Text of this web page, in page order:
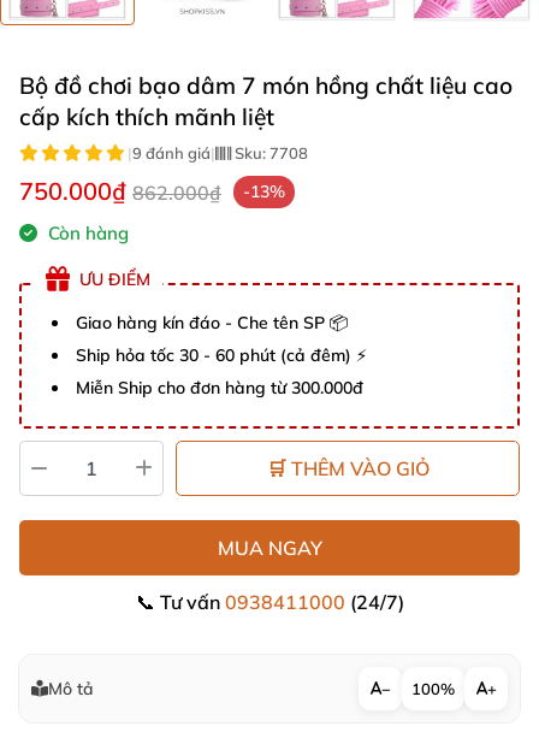
Bộ đồ chơi bạo dâm 7 món hồng chất liệu cao
cấp kích thích mãnh liệt
|9 đánh giá| Sku:7708
750.000₫ 862.000₫ -13%
Còn hàng
ƯU ĐIỂM
Giao hàng kín đáo - Che tên SP 📦
Ship hỏa tốc 30 - 60 phút (cả đêm) ⚡
Miễn Ship cho đơn hàng từ 300.000đ
🛒 THÊM VÀO GIỎ
MUA NGAY
📞 Tư vấn 0938411000 (24/7)
Mô tả − 100% +